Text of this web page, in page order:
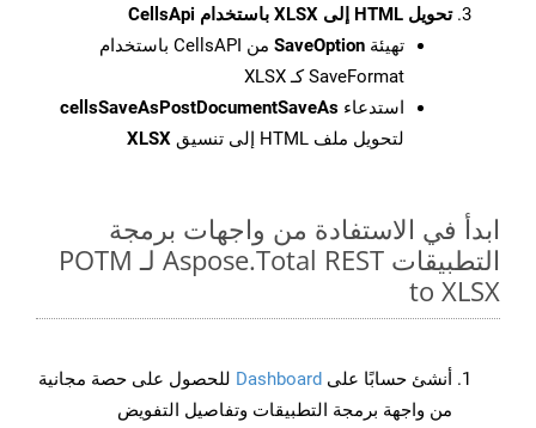
تحويل HTML إلى XLSX باستخدام CellsApi
تهيئة SaveOption
من CellsAPI باستخدام
SaveFormat كـ XLSX
استدعاء cellsSaveAsPostDocumentSaveAs
لتحويل ملف HTML إلى تنسيق
XLSX
ابدأ في الاستفادة من واجهات برمجة
التطبيقات Aspose.Total REST لـ POTM
to XLSX
أنشئ حسابًا على Dashboard للحصول على حصة مجانية
من واجهة برمجة التطبيقات وتفاصيل التفويض